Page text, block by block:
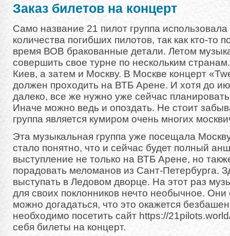
Заказ билетов на концерт
Само название 21 пилот группа использовала
количества погибших пилотов, так как кто-то
время ВОВ бракованные детали. Летом
совершить свое турне по нескольким
Киев, а затем и Москву. В Москве концерт
должен проходить на ВТБ Арене. И хотя до
далеко, все же нужно уже сейчас планировать
Иначе можно ведь и опоздать. Не стоит
группа является кумиром очень многих
Эта музыкальная группа уже посещала
стало понятно, что и сейчас будет полный
выступление не только на ВТБ Арене, но
порадовать меломанов из Сант-Петербурга.
выступать в Ледовом дворце. На этот раз
для своих поклонников нечто необычное. Они
можно догадаться, что это окажется
необходимо посетить сайт https://
себя билеты на концерт.